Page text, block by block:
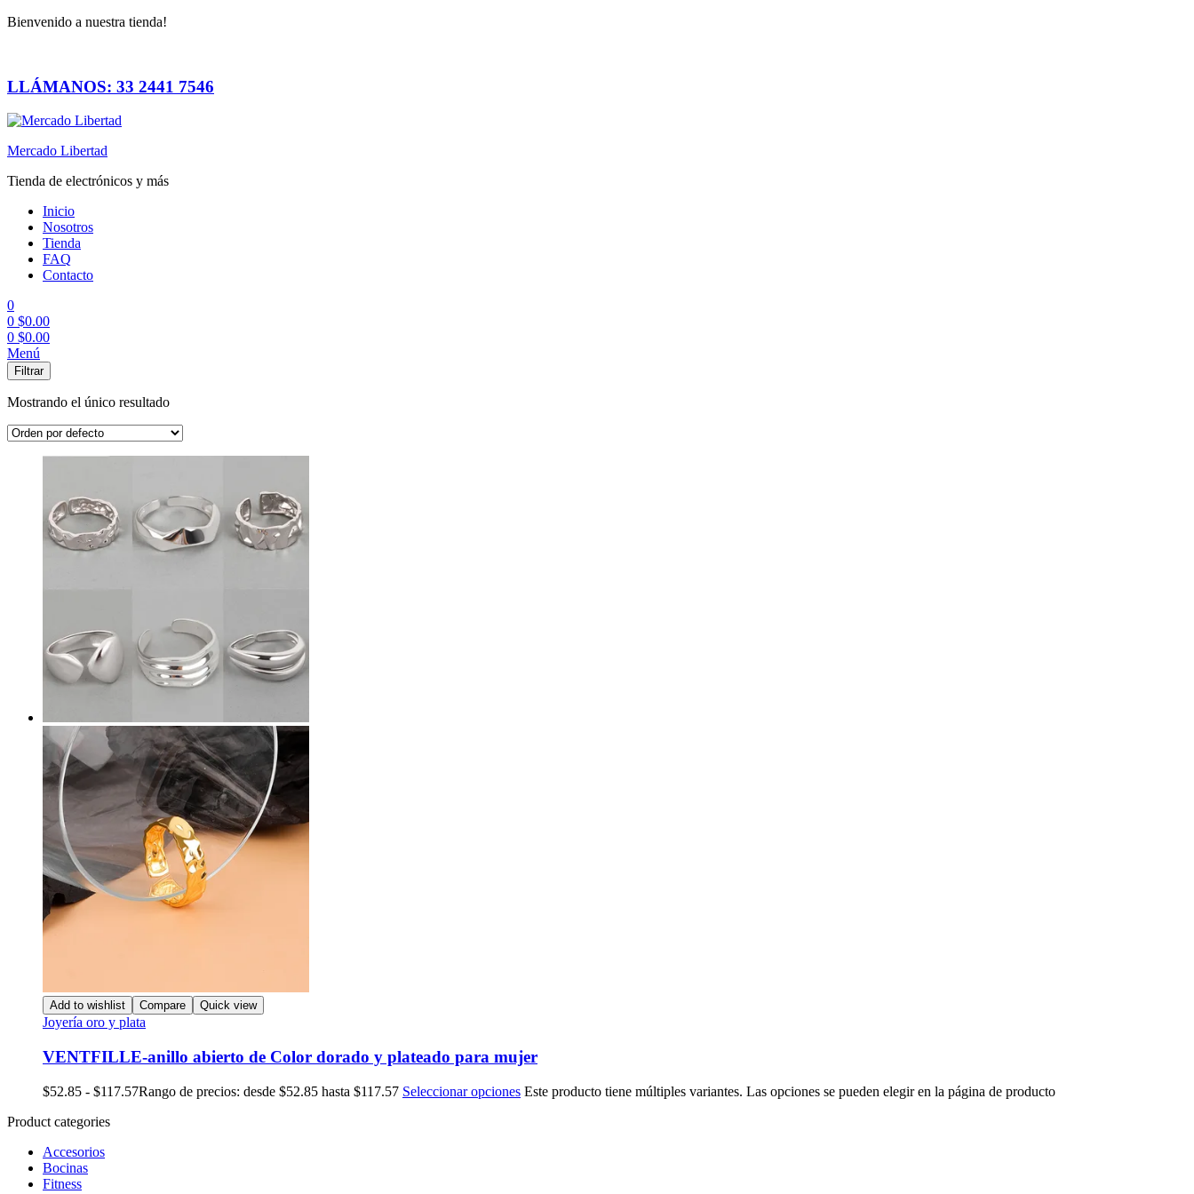
Bienvenido a nuestra tienda!
LLÁMANOS: 33 2441 7546
Mercado Libertad
Tienda de electrónicos y más
Inicio
Nosotros
Tienda
FAQ
Contacto
0
0 $0.00
0 $0.00
Menú
Filtrar
Mostrando el único resultado
Add to wishlist Compare Quick view
Joyería oro y plata
VENTFILLE-anillo abierto de Color dorado y plateado para mujer
$52.85 - $117.57Rango de precios: desde $52.85 hasta $117.57 Seleccionar opciones Este producto tiene múltiples variantes. Las opciones se pueden elegir en la página de producto
Product categories
Accesorios
Bocinas
Fitness